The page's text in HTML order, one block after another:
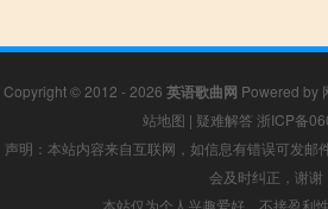
Copyright © 2012 - 2026 英语歌曲网 Powered by
站地图 | 疑难解答 浙ICP备
声明：本站内容来自互联网，如信息有错误可发邮
会及时纠正，谢谢